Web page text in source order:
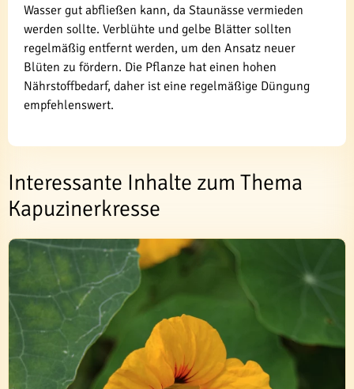
Wasser gut abfließen kann, da Staunässe vermieden
werden sollte. Verblühte und gelbe Blätter sollten
regelmäßig entfernt werden, um den Ansatz neuer
Blüten zu fördern. Die Pflanze hat einen hohen
Nährstoffbedarf, daher ist eine regelmäßige Düngung
empfehlenswert.
Interessante Inhalte zum Thema
Kapuzinerkresse